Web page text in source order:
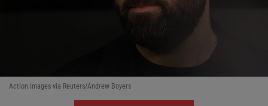
Action Images via Reuters/Andrew Boyers